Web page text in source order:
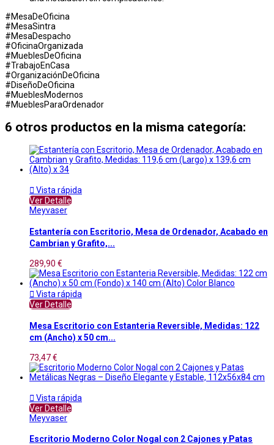
#MesaDeOficina
#MesaSintra
#MesaDespacho
#OficinaOrganizada
#MueblesDeOficina
#TrabajoEnCasa
#OrganizaciónDeOficina
#DiseñoDeOficina
#MueblesModernos
#MueblesParaOrdenador
6 otros productos en la misma categoría:
 Vista rápida
Ver Detalle
Meyvaser
Estantería con Escritorio, Mesa de Ordenador, Acabado en
Cambrian y Grafito,...
289,90 €
 Vista rápida
Ver Detalle
Mesa Escritorio con Estanteria Reversible, Medidas: 122
cm (Ancho) x 50 cm...
73,47 €
 Vista rápida
Ver Detalle
Meyvaser
Escritorio Moderno Color Nogal con 2 Cajones y Patas